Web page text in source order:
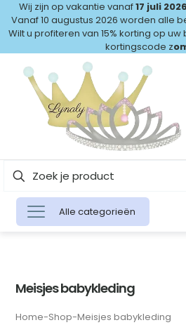
Wij zijn op vakantie vanaf17 juli 2026
Vanaf 10 augustus 2026 worden alle
Wilt u profiteren van 15% korting op
kortingscode z
Alle categorieën
Meisjes babykleding
Home-Shop-Meisjes babykleding